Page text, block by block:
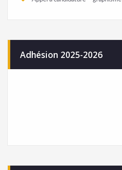
Adhésion 2025-2026